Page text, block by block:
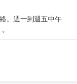
。週一到週五中午